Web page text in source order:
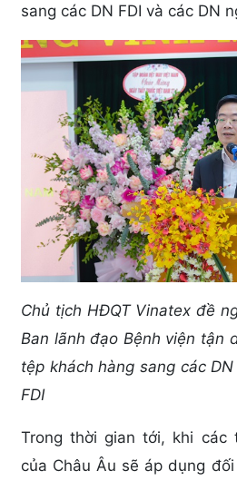
sang các DN FDI và các DN
Chủ tịch HĐQT Vinatex đề
Ban lãnh đạo Bệnh viện tận
tệp khách hàng sang các
FDI
Trong thời gian tới, khi các
của Châu Âu sẽ áp dụng